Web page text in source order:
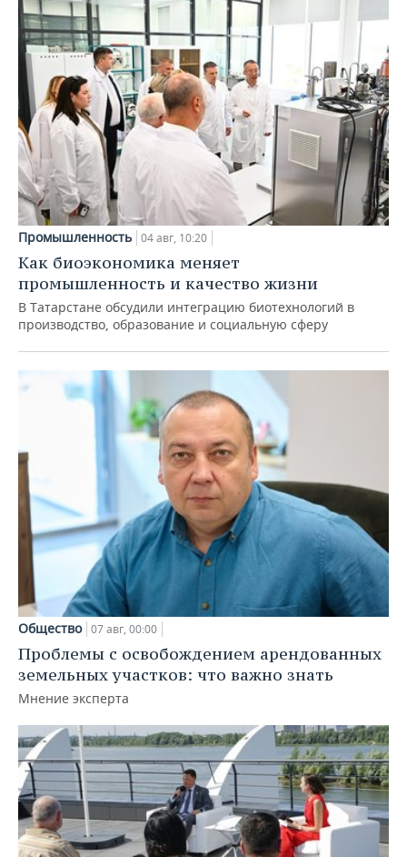
Промышленность 04 авг, 10:20
Как биоэкономика меняет
промышленность и качество жизни
В Татарстане обсудили интеграцию биотехнологий в
производство, образование и социальную сферу
Общество 07 авг, 00:00
Проблемы с освобождением арендованных
земельных участков: что важно знать
Мнение эксперта